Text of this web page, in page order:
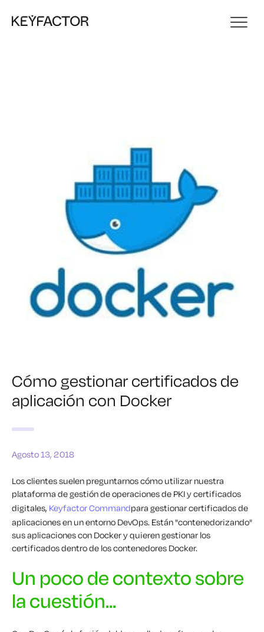
Cómo gestionar certificados de
aplicación con Docker
Agosto 13, 2018
Los clientes suelen preguntarnos cómo utilizar nuestra
plataforma de gestión de operaciones de PKI y certificados
digitales, Keyfactor Commandpara gestionar certificados de
aplicaciones en un entorno DevOps. Están "contenedorizando"
sus aplicaciones con Docker y quieren gestionar los
certificados dentro de los contenedores Docker.
Un poco de contexto sobre
la cuestión...